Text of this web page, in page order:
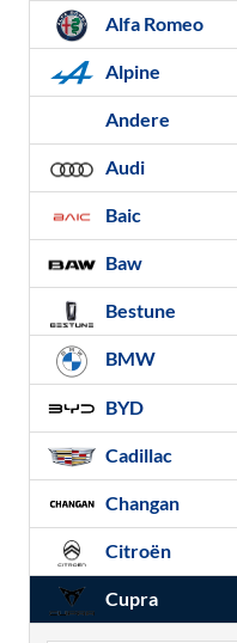
Alfa Romeo
Alpine
Andere
Audi
Baic
Baw
Bestune
BMW
BYD
Cadillac
Changan
Citroën
Cupra